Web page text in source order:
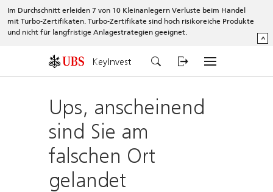
Im Durchschnitt erleiden 7 von 10 Kleinanlegern Verluste beim Handel
mit Turbo-Zertifikaten. Turbo-Zertifikate sind hoch risikoreiche Produkte
und nicht für langfristige Anlagestrategien geeignet.
^
KeyInvest
Ups, anscheinend
sind Sie am
falschen Ort
gelandet